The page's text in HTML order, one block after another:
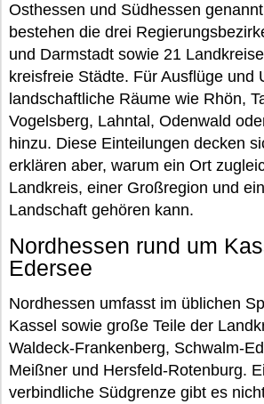
Osthessen und Südhessen
bestehen die drei
und Darmstadt sowie 21
kreisfreie Städte. Für Ausflüge und
landschaftliche Räume wie Rhön,
Vogelsberg, Lahntal, Odenwald
hinzu. Diese Einteilungen decken
erklären aber, warum ein Ort
Landkreis, einer Großregion und
Landschaft gehören kann.
Nordhessen rund um
Edersee
Nordhessen umfasst im üblichen
Kassel sowie große Teile der
Waldeck-Frankenberg, Schwalm-
Meißner und Hersfeld-Rotenburg.
verbindliche Südgrenze gibt es